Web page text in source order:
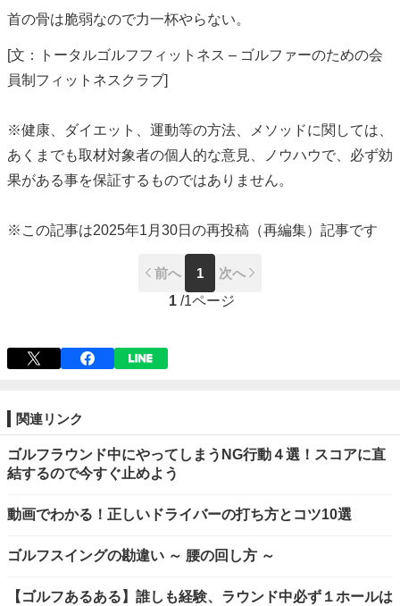
首の骨は脆弱なので力一杯やらない。
[文：トータルゴルフフィットネス – ゴルファーのための会
員制フィットネスクラブ]
※健康、ダイエット、運動等の方法、メソッドに関しては、
あくまでも取材対象者の個人的な意見、ノウハウで、必ず効
果がある事を保証するものではありません。
※この記事は2025年1月30日の再投稿（再編集）記事です
前へ 1
次へ
1 /1ページ
関連リンク
ゴルフラウンド中にやってしまうNG行動４選！スコアに直
結するので今すぐ止めよう
動画でわかる！正しいドライバーの打ち方とコツ10選
ゴルフスイングの勘違い ～ 腰の回し方 ～
【ゴルフあるある】誰しも経験、ラウンド中必ず１ホールは